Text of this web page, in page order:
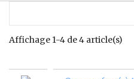
Affichage 1-4 de 4 article(s)